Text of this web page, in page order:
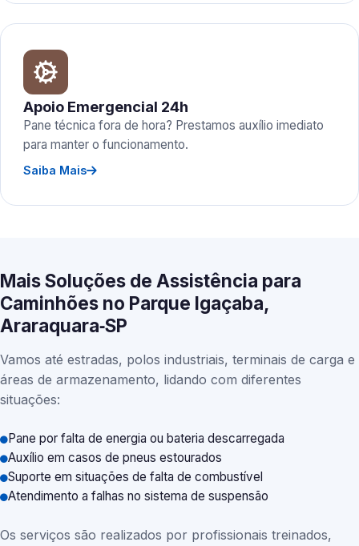
Apoio Emergencial 24h
Pane técnica fora de hora? Prestamos auxílio imediato
para manter o funcionamento.
Saiba Mais
Mais Soluções de Assistência para
Caminhões no Parque Igaçaba,
Araraquara‑SP
Vamos até estradas, polos industriais, terminais de carga e
áreas de armazenamento, lidando com diferentes
situações:
Pane por falta de energia ou bateria descarregada
Auxílio em casos de pneus estourados
Suporte em situações de falta de combustível
Atendimento a falhas no sistema de suspensão
Os serviços são realizados por profissionais treinados,